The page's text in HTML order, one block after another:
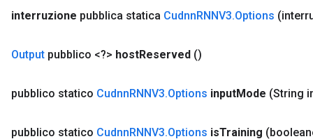
interruzione pubblica statica CudnnRNNV3.Options
Output pubblico <?> hostReserved ()
pubblico statico CudnnRNNV3.Options inputMode (String
pubblico statico CudnnRNNV3.Options isTraining